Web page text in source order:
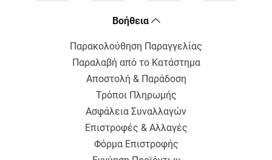
Bοήθεια
Παρακολούθηση Παραγγελίας
Παραλαβή από το Κατάστημα
Αποστολή & Παράδοση
Τρόποι Πληρωμής
Ασφάλεια Συναλλαγών
Επιστροφές & Αλλαγές
Φόρμα Επιστροφής